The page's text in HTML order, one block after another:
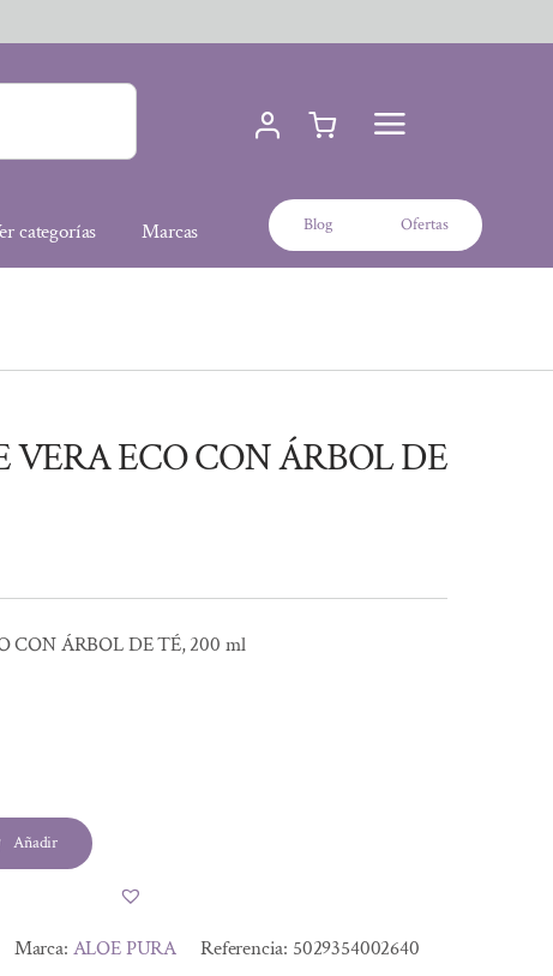
categorías Marcas Blog Ofertas
VERA ECO CON ÁRBOL DE
CON ÁRBOL DE TÉ, 200 ml
Añadir
Marca: ALOE PURA Referencia: 5029354002640